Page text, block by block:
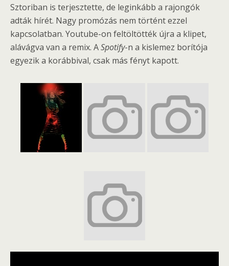
Sztoriban is terjesztette, de leginkább a rajongók
adták hírét. Nagy promózás nem történt ezzel
kapcsolatban. Youtube-on feltöltötték újra a klipet,
alávágva van a remix. ASpotify-n a kislemez borítója
egyezik a korábbival, csak más fényt kapott.